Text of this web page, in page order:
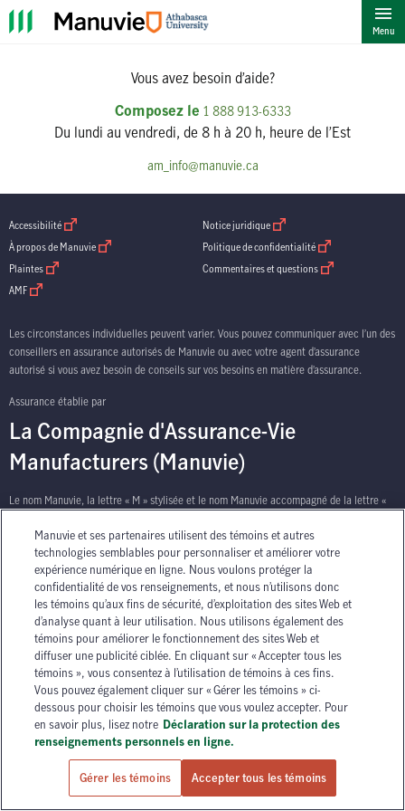
""
Menu
Vous avez besoin d’aide?
Composez le 1 888 913-6333
Du lundi au vendredi, de 8 h à 20 h, heure de l’Est
am_info@manuvie.ca
Accessibilité ouvrir dans une nouvelle fenetre Notice juridique ouvrir dans une nouvelle fenetre
À propos de Manuvie ouvrir dans une nouvelle fenetrePolitique de confidentialité ouvrir dans une
Plaintes ouvrir dans une nouvelle fenetre Commentaires et questions ouvrir dans une
AMF ouvrir dans une nouvelle fenetre
Les circonstances individuelles peuvent varier. Vous pouvez communiquer avec l’un des
conseillers en assurance autorisés de Manuvie ou avec votre agent d’assurance
autorisé si vous avez besoin de conseils sur vos besoins en matière d’assurance.
Assurance établie par
La Compagnie d'Assurance-Vie
Manufacturers (Manuvie)
Le nom Manuvie, la lettre « M » stylisée et le nom Manuvie accompagné de la lettre «
Manufacturers qu’elle et ses sociétés affiliées utilisent sous licence. © La Compagnie
d’Assurance-Vie Manufacturers, 2026. Tous droits réservés. Manuvie, P.O. Box 670,
STN Waterloo, Waterloo, Ontario N2J 4B8.
has context menu
Manuvie et ses partenaires utilisent des témoins et autres
technologies semblables pour personnaliser et améliorer votre
expérience numérique en ligne. Nous voulons protéger la
confidentialité de vos renseignements, et nous n’utilisons donc
les témoins qu’aux fins de sécurité, d’exploitation des sites Web et
d’analyse quant à leur utilisation. Nous utilisons également des
témoins pour améliorer le fonctionnement des sites Web et
diffuser une publicité ciblée. En cliquant sur « Accepter tous les
témoins », vous consentez à l’utilisation de témoins à ces fins.
Vous pouvez également cliquer sur « Gérer les témoins » ci-
dessous pour choisir les témoins que vous voulez accepter. Pour
en savoir plus, lisez notre Déclaration sur la protection des
renseignements personnels en ligne.
Gérer les témoins Accepter tous les témoins